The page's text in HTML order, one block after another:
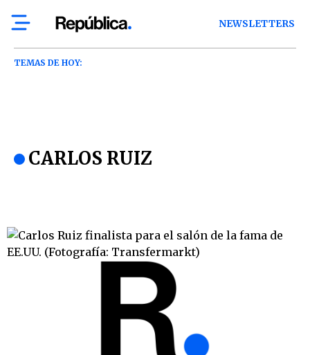
NEWSLETTERS
TEMAS DE HOY:
CARLOS RUIZ